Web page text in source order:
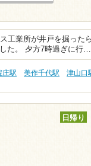
工業所が井戸を掘った
た。 夕方7時過ぎに行…
庄駅 美作千代駅
津山口
日帰り